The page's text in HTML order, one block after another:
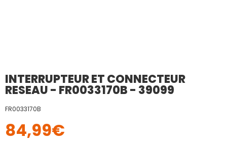
INTERRUPTEUR ET CONNECTEUR
RESEAU - FR0033170B - 39099
FR0033170B
84,99€